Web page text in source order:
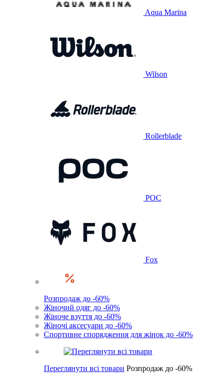
Aqua Marina
Wilson
Rollerblade
POC
Fox
Розпродаж до -60%
Жіночий одяг до -60%
Жіноче взуття до -60%
Жіночі аксесуари до -60%
Спортивне спорядження для жінок до -60%
Переглянути всі товари Розпродаж до -60%